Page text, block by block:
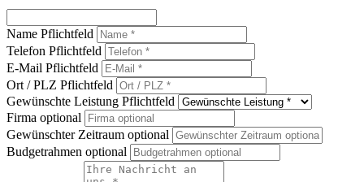
Name Pflichtfeld
Telefon Pflichtfeld
E-Mail Pflichtfeld
Ort / PLZ Pflichtfeld
Gewünschte Leistung Pflichtfeld
Firma optional
Gewünschter Zeitraum optional
Budgetrahmen optional